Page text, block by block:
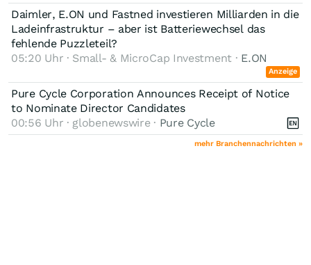
Daimler, E.ON und Fastned investieren Milliarden in die
Ladeinfrastruktur – aber ist Batteriewechsel das
fehlende Puzzleteil?
05:20 Uhr · Small- & MicroCap Investment · E.ON
Anzeige
Pure Cycle Corporation Announces Receipt of Notice
to Nominate Director Candidates
00:56 Uhr · globenewswire · Pure Cycle
mehr Branchennachrichten »